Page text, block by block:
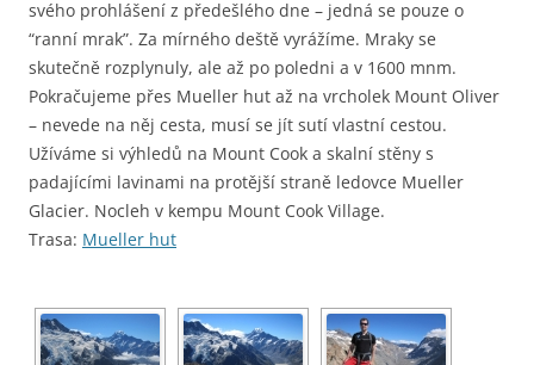
svého prohlášení z předešlého dne – jedná se pouze o
“ranní mrak”. Za mírného deště vyrážíme. Mraky se
skutečně rozplynuly, ale až po poledni a v 1600 mnm.
Pokračujeme přes Mueller hut až na vrcholek Mount Oliver
– nevede na něj cesta, musí se jít sutí vlastní cestou.
Užíváme si výhledů na Mount Cook a skalní stěny s
padajícími lavinami na protější straně ledovce Mueller
Glacier. Nocleh v kempu Mount Cook Village.
Trasa: Mueller hut